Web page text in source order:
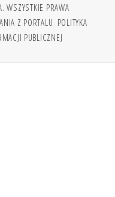
PRAWA
Z PORTALU POLITYKA
PUBLICZNEJ